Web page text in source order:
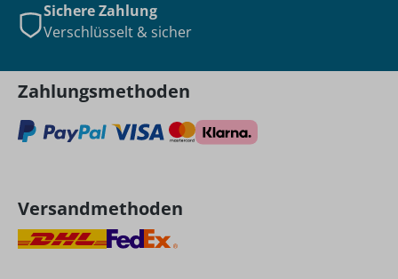
Sichere Zahlung
Verschlüsselt & sicher
Zahlungsmethoden
Versandmethoden